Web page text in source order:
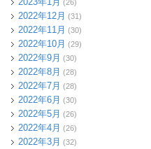
(26)
2022年12月 (31)
2022年11月 (30)
2022年10月 (29)
2022年9月 (30)
2022年8月 (28)
2022年7月 (28)
2022年6月 (30)
2022年5月 (26)
2022年4月 (26)
2022年3月 (32)